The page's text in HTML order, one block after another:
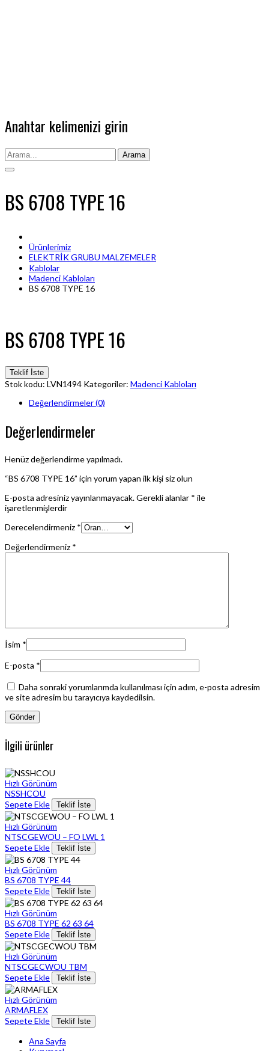
Anahtar kelimenizi girin
Arama
BS 6708 TYPE 16
Ürünlerimiz
ELEKTRİK GRUBU MALZEMELER
Kablolar
Madenci Kabloları
BS 6708 TYPE 16
BS 6708 TYPE 16
Teklif İste
Stok kodu: LVN1494 Kategoriler: Madenci Kabloları
Değerlendirmeler (0)
Değerlendirmeler
Henüz değerlendirme yapılmadı.
“BS 6708 TYPE 16” için yorum yapan ilk kişi siz olun
E-posta adresiniz yayınlanmayacak.Gerekli alanlar * ile
işaretlenmişlerdir
Derecelendirmeniz *
Değerlendirmeniz *
İsim *
E-posta *
Daha sonraki yorumlarımda kullanılması için adım, e-posta adresim
ve site adresim bu tarayıcıya kaydedilsin.
İlgili ürünler
Hızlı Görünüm
NSSHCOU
Sepete Ekle
Teklif İste
Hızlı Görünüm
NTSCGEWOU – FO LWL 1
Sepete Ekle
Teklif İste
Hızlı Görünüm
BS 6708 TYPE 44
Sepete Ekle
Teklif İste
Hızlı Görünüm
BS 6708 TYPE 62 63 64
Sepete Ekle
Teklif İste
Hızlı Görünüm
NTSCGECWOU TBM
Sepete Ekle
Teklif İste
Hızlı Görünüm
ARMAFLEX
Sepete Ekle
Teklif İste
Ana Sayfa